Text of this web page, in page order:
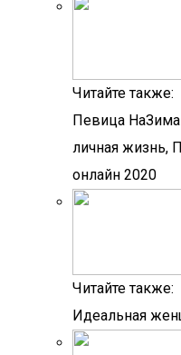
Читайте также:
Певица
личная жизнь,
онлайн 2020
Читайте также:
Идеальная